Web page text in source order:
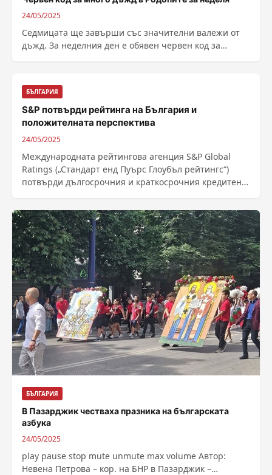
24/05/2025
Седмицата ще завърши със значителни валежи от
дъжд. За неделния ден е обявен червен код за
БЪЛГАРИЯ
S&P потвърди рейтинга на България и
положителната перспектива
24/05/2025
Международната рейтингова агенция S&P Global
Ratings („Стандарт енд Пуърс Глоубъл рейтингс“)
потвърди дългосрочния и краткосрочния кредитен
БЪЛГАРИЯ
В Пазарджик честваха празника на българската
азбука
24/05/2025
play pause stop mute unmute max volume Автор:
Невена Петрова – кор. на БНР в Пазарджик –